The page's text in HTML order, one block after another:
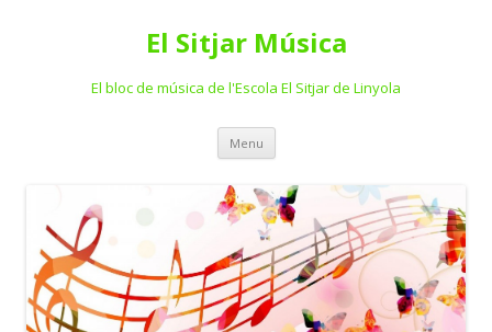
El Sitjar Música
El bloc de música de l'Escola El Sitjar de Linyola
Menu Skip
content